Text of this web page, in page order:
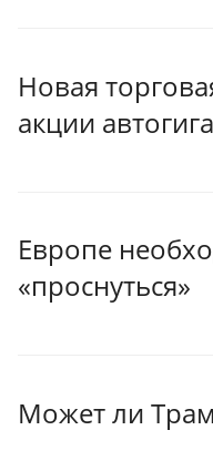
Новая
акции
Европе
«проснуться»
Может ли